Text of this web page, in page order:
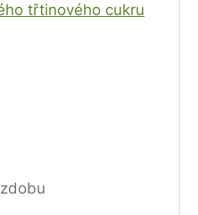
třtinového cukru